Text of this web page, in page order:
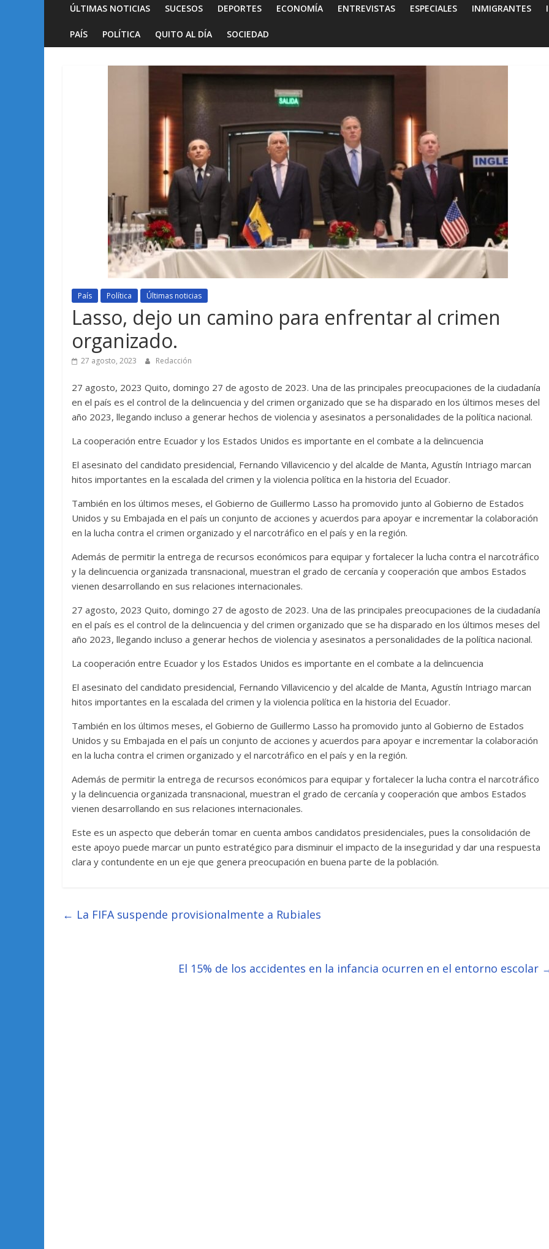
ÚLTIMAS NOTICIAS SUCESOS DEPORTES ECONOMÍA ENTREVISTAS ESPECIALES INMIGRANTES
PAÍS POLÍTICA QUITO AL DÍA SOCIEDAD
País Política Últimas noticias
Lasso, dejo un camino para enfrentar al crimen
organizado.
27 agosto, 2023 Redacción
27 agosto, 2023 Quito, domingo 27 de agosto de 2023. Una de las principales preocupaciones de la ciudadanía
en el país es el control de la delincuencia y del crimen organizado que se ha disparado en los últimos meses del
año 2023, llegando incluso a generar hechos de violencia y asesinatos a personalidades de la política nacional.
La cooperación entre Ecuador y los Estados Unidos es importante en el combate a la delincuencia
El asesinato del candidato presidencial, Fernando Villavicencio y del alcalde de Manta, Agustín Intriago marcan
hitos importantes en la escalada del crimen y la violencia política en la historia del Ecuador.
También en los últimos meses, el Gobierno de Guillermo Lasso ha promovido junto al Gobierno de Estados
Unidos y su Embajada en el país un conjunto de acciones y acuerdos para apoyar e incrementar la colaboración
en la lucha contra el crimen organizado y el narcotráfico en el país y en la región.
Además de permitir la entrega de recursos económicos para equipar y fortalecer la lucha contra el narcotráfico
y la delincuencia organizada transnacional, muestran el grado de cercanía y cooperación que ambos Estados
vienen desarrollando en sus relaciones internacionales.
27 agosto, 2023 Quito, domingo 27 de agosto de 2023. Una de las principales preocupaciones de la ciudadanía
en el país es el control de la delincuencia y del crimen organizado que se ha disparado en los últimos meses del
año 2023, llegando incluso a generar hechos de violencia y asesinatos a personalidades de la política nacional.
La cooperación entre Ecuador y los Estados Unidos es importante en el combate a la delincuencia
El asesinato del candidato presidencial, Fernando Villavicencio y del alcalde de Manta, Agustín Intriago marcan
hitos importantes en la escalada del crimen y la violencia política en la historia del Ecuador.
También en los últimos meses, el Gobierno de Guillermo Lasso ha promovido junto al Gobierno de Estados
Unidos y su Embajada en el país un conjunto de acciones y acuerdos para apoyar e incrementar la colaboración
en la lucha contra el crimen organizado y el narcotráfico en el país y en la región.
Además de permitir la entrega de recursos económicos para equipar y fortalecer la lucha contra el narcotráfico
y la delincuencia organizada transnacional, muestran el grado de cercanía y cooperación que ambos Estados
vienen desarrollando en sus relaciones internacionales.
Este es un aspecto que deberán tomar en cuenta ambos candidatos presidenciales, pues la consolidación de
este apoyo puede marcar un punto estratégico para disminuir el impacto de la inseguridad y dar una respuesta
clara y contundente en un eje que genera preocupación en buena parte de la población.
← La FIFA suspende provisionalmente a Rubiales
El 15% de los accidentes en la infancia ocurren en el entorno escolar